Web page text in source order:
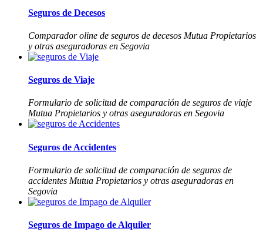
Seguros de Decesos
Comparador oline de seguros de decesos Mutua Propietarios
y otras aseguradoras en Segovia
Seguros de Viaje
Formulario de solicitud de comparación de seguros de viaje
Mutua Propietarios y otras aseguradoras en Segovia
Seguros de Accidentes
Formulario de solicitud de comparación de seguros de
accidentes Mutua Propietarios y otras aseguradoras en
Segovia
Seguros de Impago de Alquiler